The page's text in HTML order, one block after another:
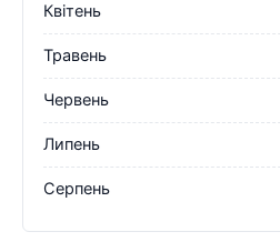
Квітень
Травень
Червень
Липень
Серпень